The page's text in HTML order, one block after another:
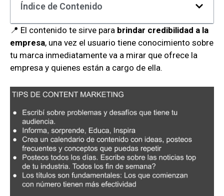
Índice de Contenido
📍 El contenido te sirve para brindar credibilidad a la
empresa, una vez el usuario tiene conocimiento sobre
tu marca inmediatamente va a mirar que ofrece la
empresa y quienes están a cargo de ella.